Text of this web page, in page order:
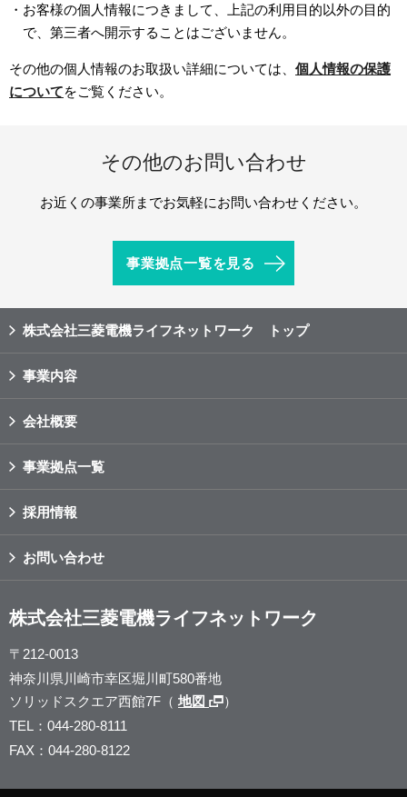
・お客様の個人情報につきまして、上記の利用目的以外の目的
で、第三者へ開示することはございません。
その他の個人情報のお取扱い詳細については、 個人情報の保護
についてをご覧ください。
その他のお問い合わせ
お近くの事業所までお気軽にお問い合わせください。
事業拠点一覧を見る
株式会社三菱電機ライフネットワーク トップ
事業内容
会社概要
事業拠点一覧
採用情報
お問い合わせ
株式会社三菱電機ライフネットワーク
〒212-0013
神奈川県川崎市幸区堀川町580番地
ソリッドスクエア西館7F（ 地図
）
TEL：044-280-8111
FAX：044-280-8122